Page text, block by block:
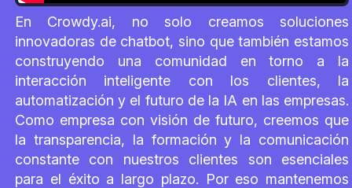
En Crowdy.ai, no solo creamos soluciones
innovadoras de chatbot, sino que también estamos
construyendo una comunidad en torno a la
interacción inteligente con los clientes, la
automatización y el futuro de la IA en las empresas.
Como empresa con visión de futuro, creemos que
la transparencia, la formación y la comunicación
constante con nuestros clientes son esenciales
para el éxito a largo plazo. Por eso mantenemos